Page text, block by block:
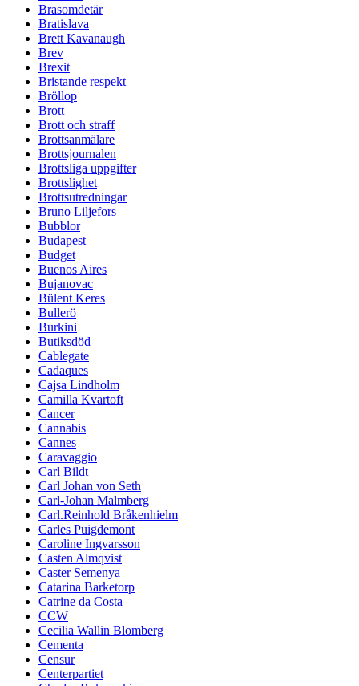
Brasomdetär
Bratislava
Brett Kavanaugh
Brev
Brexit
Bristande respekt
Bröllop
Brott
Brott och straff
Brottsanmälare
Brottsjournalen
Brottsliga uppgifter
Brottslighet
Brottsutredningar
Bruno Liljefors
Bubblor
Budapest
Budget
Buenos Aires
Bujanovac
Bülent Keres
Bullerö
Burkini
Butiksdöd
Cablegate
Cadaques
Cajsa Lindholm
Camilla Kvartoft
Cancer
Cannabis
Cannes
Caravaggio
Carl Bildt
Carl Johan von Seth
Carl-Johan Malmberg
Carl.Reinhold Bråkenhielm
Carles Puigdemont
Caroline Ingvarsson
Casten Almqvist
Caster Semenya
Catarina Barketorp
Catrine da Costa
CCW
Cecilia Wallin Blomberg
Cementa
Censur
Centerpartiet